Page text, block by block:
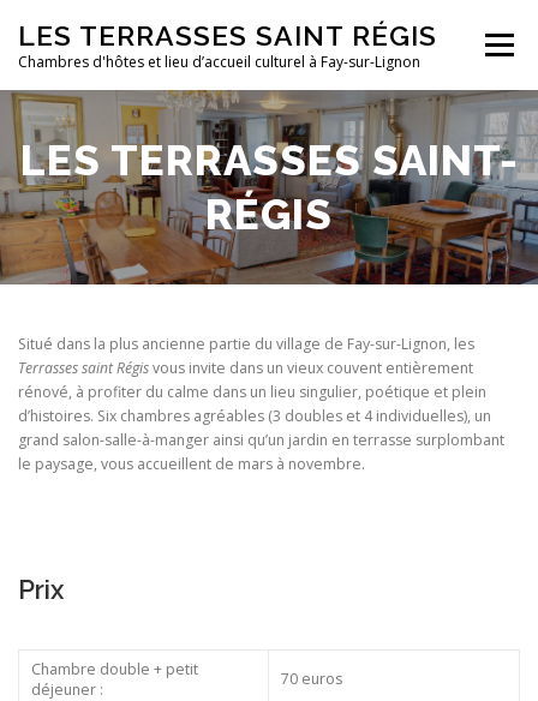
contenu
LES TERRASSES SAINT RÉGIS
Chambres d'hôtes et lieu d’accueil culturel à Fay-sur-Lignon
Menu
LIEUX D’ACCUEIL RÉSERVER ACTIVITÉS
À PROPOS PHOTOS PLANS D’ACCÈS
LES TERRASSES SAINT-
RÉGIS
Situé dans la plus ancienne partie du village de Fay-sur-Lignon, les
Terrasses saint Régisvous invite dans un vieux couvent entièrement
rénové, à profiter du calme dans un lieu singulier, poétique et plein
d’histoires. Six chambres agréables (3 doubles et 4 individuelles), un
grand salon-salle-à-manger ainsi qu’un jardin en terrasse surplombant
le paysage, vous accueillent de mars à novembre.
Prix
Chambre double + petit
déjeuner :
70 euros